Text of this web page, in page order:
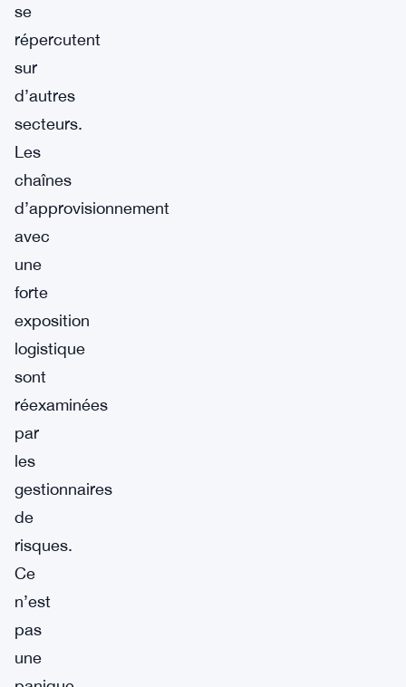
se
répercutent
sur
d’autres
secteurs.
Les
chaînes
d’approvisionnement
avec
une
forte
exposition
logistique
sont
réexaminées
par
les
gestionnaires
de
risques.
Ce
n’est
pas
une